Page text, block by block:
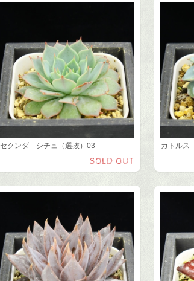
セクンダ シチュ（選抜）03
SOLD OUT
カトルス